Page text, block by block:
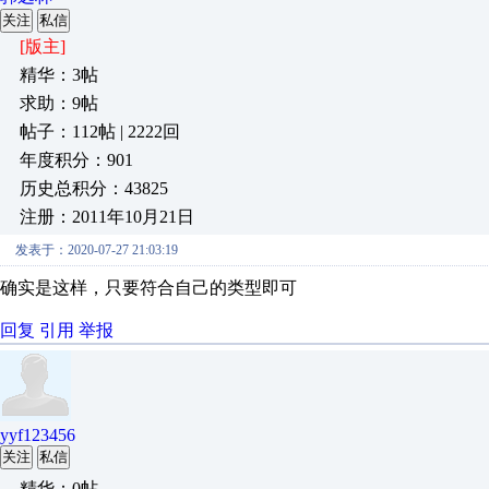
关注 私信
[版主]
精华：3帖
求助：9帖
帖子：112帖 | 2222回
年度积分：901
历史总积分：43825
注册：2011年10月21日
发表于：2020-07-27 21:03:19
确实是这样，只要符合自己的类型即可
回复 引用 举报
yyf123456
关注 私信